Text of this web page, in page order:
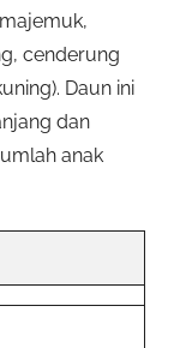
cenderung
Daun ini
dan
anak